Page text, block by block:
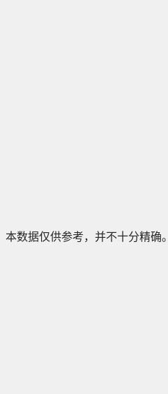
本数据仅供参考，并不十分精确。